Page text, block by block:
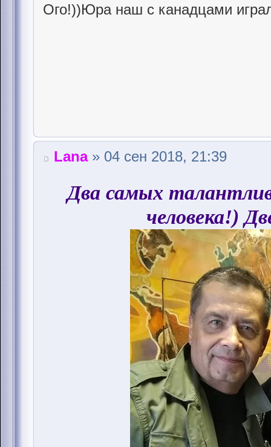
Ого!))Юра наш с канадцами
Lana» 04 сен 2018, 21:39
Два самых
человека!)